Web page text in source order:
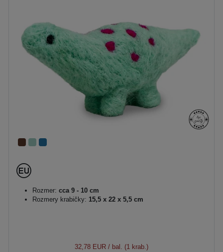
Rozmer: cca 9 - 10 cm
Rozmery krabičky: 15,5 x 22 x 5,5 cm
32,78 EUR / bal. (1 krab.)